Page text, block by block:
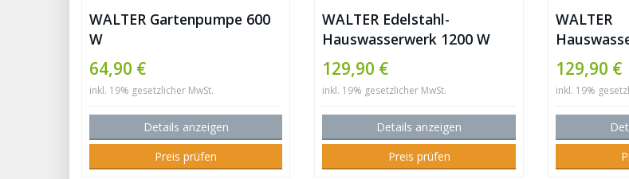
WALTER Gartenpumpe 600
W
64,90 €
inkl. 19% gesetzlicher MwSt.
Details anzeigen
Preis prüfen
WALTER Edelstahl-
Hauswasserwerk 1200 W
129,90 €
inkl. 19% gesetzlicher MwSt.
Details anzeigen
Preis prüfen
WALTER
W
129,90 €
inkl. 19%